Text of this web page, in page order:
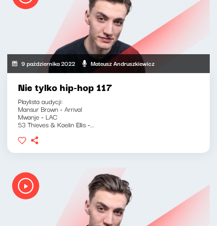
9 października 2022 Mateusz Andruszkiewicz
Nie tylko hip-hop 117
Playlista audycji:
Mansur Brown - Arrival
Mwanje - LAC
53 Thieves & Kaelin Ellis -...